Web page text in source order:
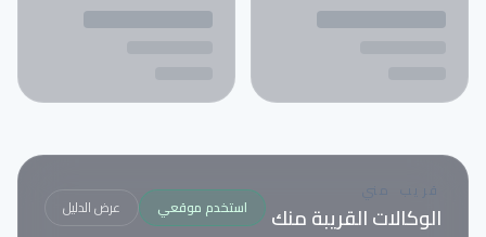
قريب مني
الوكالات القريبة منك استخدم موقعي
عرض الدليل